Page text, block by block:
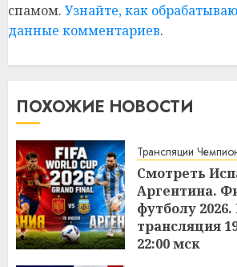
спамом. Узнайте, как
данные комментариев.
ПОХОЖИЕ НОВОСТИ
Трансляции
Смотреть
Аргентина.
футболу
трансляция
22:00 мск